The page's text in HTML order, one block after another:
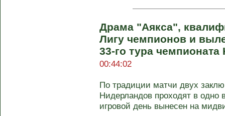
Драма "Аякса",
Лигу чемпионов и
33-го тура
00:44:02
По традиции матчи двух
Нидерландов проходят в
игровой день вынесен на